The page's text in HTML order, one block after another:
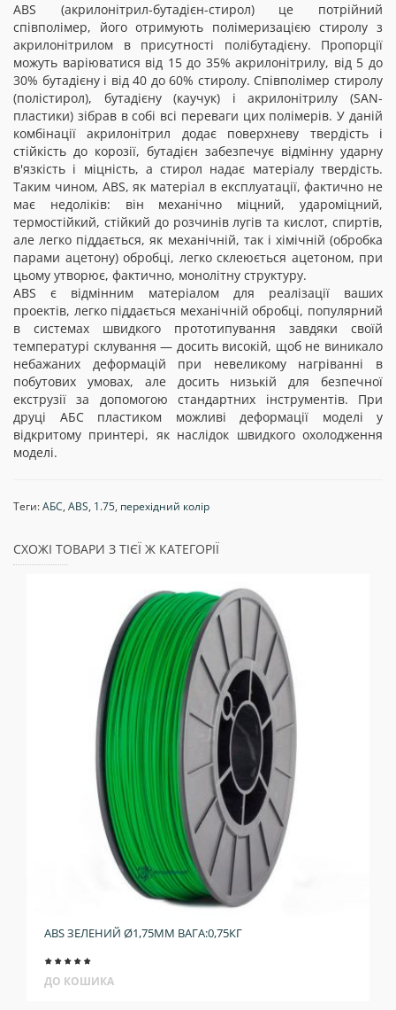
ABS (акрилонітрил-бутадієн-стирол) це потрійний
співполімер, його отримують полімеризацією стиролу з
акрилонітрилом в присутності полібутадієну. Пропорції
можуть варіюватися від 15 до 35% акрилонітрилу, від 5 до
30% бутадієну і від 40 до 60% стиролу. Співполімер стиролу
(полістирол), бутадієну (каучук) і акрилонітрилу (SAN-
пластики) зібрав в собі всі переваги цих полімерів. У даній
комбінації акрилонітрил додає поверхневу твердість і
стійкість до корозії, бутадієн забезпечує відмінну ударну
в'язкість і міцність, а стирол надає матеріалу твердість.
Таким чином, ABS, як матеріал в експлуатації, фактично не
має недоліків: він механічно міцний, удароміцний,
термостійкий, стійкий до розчинів лугів та кислот, спиртів,
але легко піддається, як механічній, так і хімічній (обробка
парами ацетону) обробці, легко склеюється ацетоном, при
цьому утворює, фактично, монолітну структуру.
ABS є відмінним матеріалом для реалізації ваших
проектів, легко піддається механічній обробці, популярний
в системах швидкого прототипування завдяки своїй
температурі склування — досить високій, щоб не виникало
небажаних деформацій при невеликому нагріванні в
побутових умовах, але досить низькій для безпечної
екструзії за допомогою стандартних інструментів. При
друці АБС пластиком можливі деформації моделі у
відкритому принтері, як наслідок швидкого охолодження
моделі.
Теги:АБС, ABS, 1.75, перехідний колір
СХОЖІ ТОВАРИ З ТІЄЇ Ж КАТЕГОРІЇ
ABS ЗЕЛЕНИЙ Ø1,75ММ ВАГА:0,75КГ
ДО КОШИКА